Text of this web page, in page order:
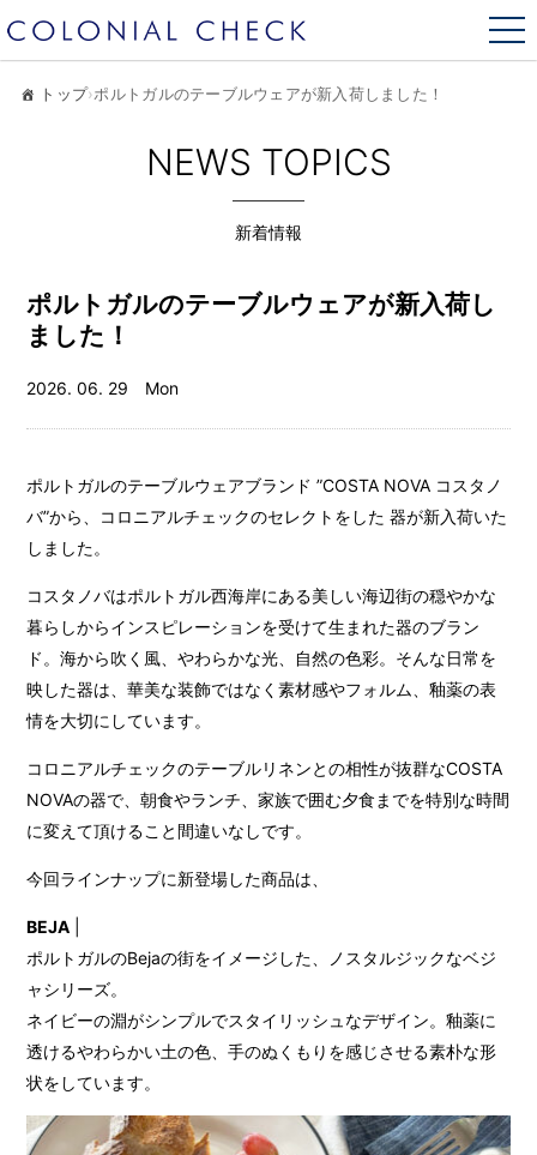
トップ›ポルトガルのテーブルウェアが新入荷しました！
NEWS TOPICS
新着情報
ポルトガルのテーブルウェアが新入荷し
ました！
2026. 06. 29 Mon
ポルトガルのテーブルウェアブランド ”COSTA NOVA コスタノ
バ”から、コロニアルチェックのセレクトをした 器が新入荷いた
しました。
コスタノバはポルトガル西海岸にある美しい海辺街の穏やかな
暮らしからインスピレーションを受けて生まれた器のブラン
ド。海から吹く風、やわらかな光、自然の色彩。そんな日常を
映した器は、華美な装飾ではなく素材感やフォルム、釉薬の表
情を大切にしています。
コロニアルチェックのテーブルリネンとの相性が抜群なCOSTA
NOVAの器で、朝食やランチ、家族で囲む夕食までを特別な時間
に変えて頂けること間違いなしです。
今回ラインナップに新登場した商品は、
BEJA
ポルトガルのBejaの街をイメージした、ノスタルジックなベジ
ャシリーズ。
ネイビーの淵がシンプルでスタイリッシュなデザイン。釉薬に
透けるやわらかい土の色、手のぬくもりを感じさせる素朴な形
状をしています。